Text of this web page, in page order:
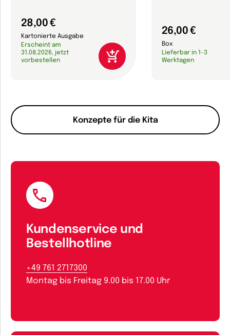
Konzepte für die Kita
28,00 €
Kartonierte Ausgabe
Erscheint am
31.08.2026, jetzt
vorbestellen
26,00 €
Box
Lieferbar in 1-3
Werktagen
Kundenservice und
Bestellhotline
+49 761 2717300
Montag bis Freitag 9.00 bis 17.00 Uhr